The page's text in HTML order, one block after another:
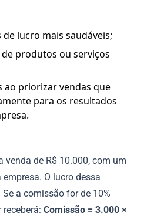
lucro mais saudáveis;
produtos ou serviços
ao priorizar vendas que
para os resultados
venda de R$ 10.000, com um
O lucro dessa
a comissão for de 10%
Comissão = 3.000 ×